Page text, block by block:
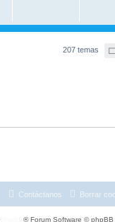
207 temas
Borrar
Contáctanos
® Forum Software © phpBB